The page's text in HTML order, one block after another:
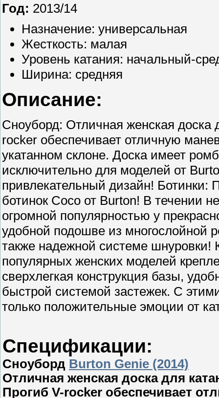
Год: 2013/14
Назначение: универсальная
Жесткость: малая
Уровень катания: начальный-
Ширина: средняя
Описание:
Сноуборд: Отличная женская доска
rocker обеспечивает отличную
укатанном склоне. Доска имеет
исключительно для моделей от
привлекательный дизайн!
ботинок Coco от Burton! В течении
огромной популярностью у
удобной подошве из многослойной
также надежной системе шнуровки!
популярных женских моделей
сверхлегкая конструкция базы,
быстрой системой застежек. С
только положительные эмоции от
Спецификации:
Сноуборд Burton Genie (2014)
Отличная женская доска для
Прогиб V-rocker обеспечивает